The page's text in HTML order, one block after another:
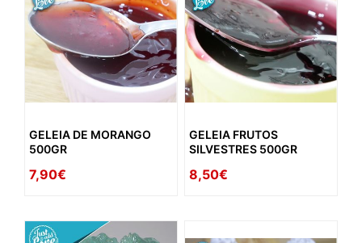
GELEIA DE MORANGO
500GR
7,90€
GELEIA FRUTOS
SILVESTRES 500GR
8,50€